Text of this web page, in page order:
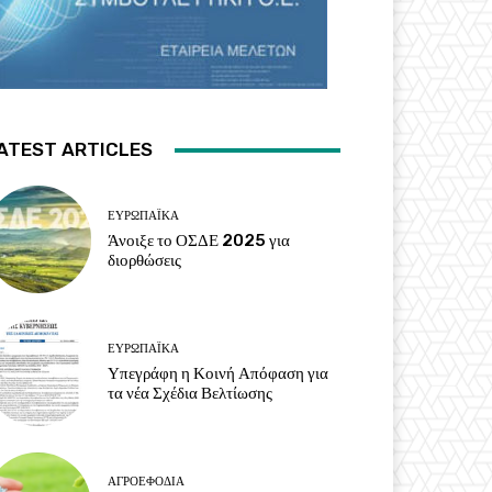
ARTICLES
ΕΥΡΩΠΑΪΚΆ
Άνοιξε το ΟΣΔΕ 2025 για
διορθώσεις
ΕΥΡΩΠΑΪΚΆ
Υπεγράφη η Κοινή Απόφαση για
τα νέα Σχέδια Βελτίωσης
ΑΓΡΟΕΦΌΔΙΑ